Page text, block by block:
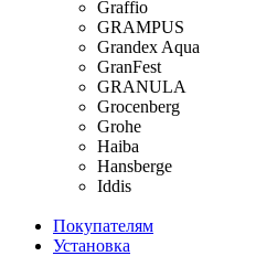
Graffio
GRAMPUS
Grandex Aqua
GranFest
GRANULA
Grocenberg
Grohe
Haiba
Hansberge
Iddis
Покупателям
Установка